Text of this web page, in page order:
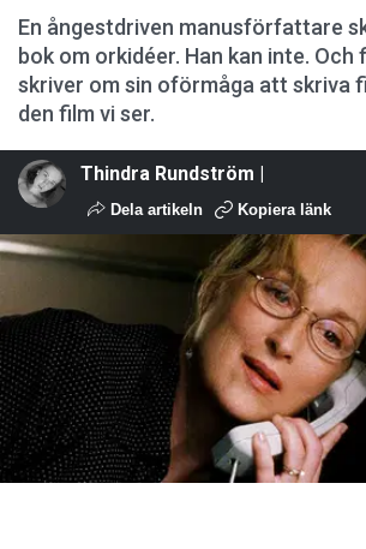
En ångestdriven manusförfattare
bok om orkidéer. Han kan inte. Och
skriver om sin oförmåga att skriva
den film vi ser.
Thindra Rundström |
Dela artikeln Kopiera länk